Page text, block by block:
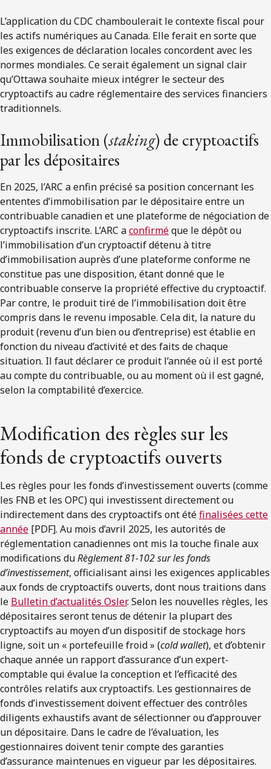
L’application du CDC chamboulerait le contexte fiscal pour
les actifs numériques au Canada. Elle ferait en sorte que
les exigences de déclaration locales concordent avec les
normes mondiales. Ce serait également un signal clair
qu’Ottawa souhaite mieux intégrer le secteur des
cryptoactifs au cadre réglementaire des services financiers
traditionnels.
Immobilisation (staking) de cryptoactifs
par les dépositaires
En 2025, l’ARC a enfin précisé sa position concernant les
ententes d’immobilisation par le dépositaire entre un
contribuable canadien et une plateforme de négociation de
cryptoactifs inscrite. L’ARC aconfirméque le dépôt ou
l’immobilisation d’un cryptoactif détenu à titre
d’immobilisation auprès d’une plateforme conforme ne
constitue pas une disposition, étant donné que le
contribuable conserve la propriété effective du cryptoactif.
Par contre, le produit tiré de l’immobilisation doit être
compris dans le revenu imposable. Cela dit, la nature du
produit (revenu d’un bien ou d’entreprise) est établie en
fonction du niveau d’activité et des faits de chaque
situation. Il faut déclarer ce produit l’année où il est porté
au compte du contribuable, ou au moment où il est gagné,
selon la comptabilité d’exercice.
Modification des règles sur les
fonds de cryptoactifs ouverts
Les règles pour les fonds d’investissement ouverts (comme
les FNB et les OPC) qui investissent directement ou
indirectement dans des cryptoactifs ont étéfinalisées cette
année [PDF]. Au mois d’avril 2025, les autorités de
réglementation canadiennes ont mis la touche finale aux
modifications duRèglement 81-102 sur les fonds
d’investissement, officialisant ainsi les exigences applicables
aux fonds de cryptoactifs ouverts, dont nous traitions dans
le Bulletin d’actualités Osler. Selon les nouvelles règles, les
dépositaires seront tenus de détenir la plupart des
cryptoactifs au moyen d’un dispositif de stockage hors
ligne, soit un « portefeuille froid » (cold wallet), et d’obtenir
chaque année un rapport d’assurance d’un expert-
comptable qui évalue la conception et l’efficacité des
contrôles relatifs aux cryptoactifs. Les gestionnaires de
fonds d’investissement doivent effectuer des contrôles
diligents exhaustifs avant de sélectionner ou d’approuver
un dépositaire. Dans le cadre de l’évaluation, les
gestionnaires doivent tenir compte des garanties
d’assurance maintenues en vigueur par les dépositaires.